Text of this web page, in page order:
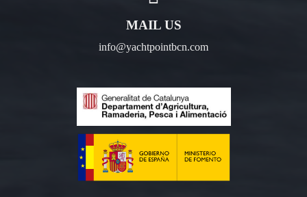
MAIL US
info@yachtpointbcn.com